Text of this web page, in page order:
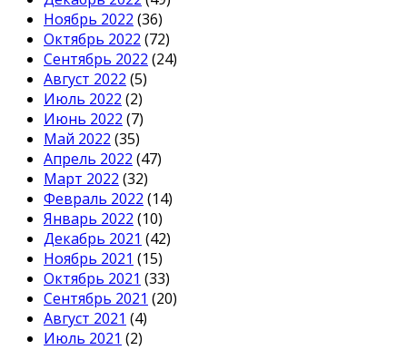
Ноябрь 2022 (36)
Октябрь 2022 (72)
Сентябрь 2022 (24)
Август 2022 (5)
Июль 2022 (2)
Июнь 2022 (7)
Май 2022 (35)
Апрель 2022 (47)
Март 2022 (32)
Февраль 2022 (14)
Январь 2022 (10)
Декабрь 2021 (42)
Ноябрь 2021 (15)
Октябрь 2021 (33)
Сентябрь 2021 (20)
Август 2021 (4)
Июль 2021 (2)